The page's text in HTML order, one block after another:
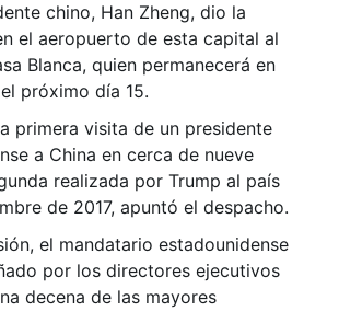
chino, Han Zheng, dio la
el aeropuerto de esta capital al
Blanca, quien permanecerá en
próximo día 15.
primera visita de un presidente
a China en cerca de nueve
realizada por Trump al país
de 2017, apuntó el despacho.
el mandatario estadounidense
por los directores ejecutivos
decena de las mayores